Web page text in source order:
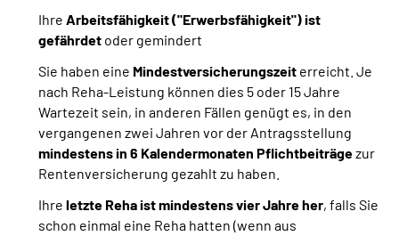
Mein Kundenportal
Ihre Arbeitsfähigkeit ("Erwerbsfähigkeit") ist
gefährdet oder gemindert
Sie haben eine Mindestversicherungszeit erreicht. Je
nach Reha-Leistung können dies 5 oder 15 Jahre
Wartezeit sein, in anderen Fällen genügt es, in den
vergangenen zwei Jahren vor der Antragsstellung
mindestens in 6 Kalendermonaten Pflichtbeiträgezur
Rentenversicherung gezahlt zu haben.
Ihre letzte Reha ist mindestens vier Jahre her, falls Sie
schon einmal eine Reha hatten (wenn aus